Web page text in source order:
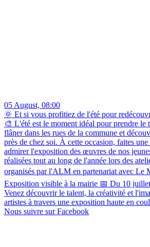
05 August, 08:00
🌞 Et si vous profitiez de l'été pour
🎨 L'été est le moment idéal pour prendre le
flâner dans les rues de la commune et
près de chez soi. À cette occasion, faites
admirer l'exposition des œuvres de nos
réalisées tout au long de l'année lors des
organisés par l'ALM en partenariat avec
Exposition visible à la mairie 📅 Du 10
Venez découvrir le talent, la créativité et
artistes à travers une exposition haute en
Nous suivre sur Facebook